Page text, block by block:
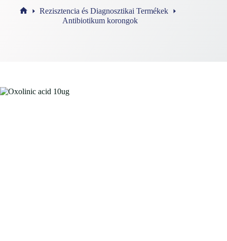
Rezisztencia és Diagnosztikai Termékek
Antibiotikum korongok